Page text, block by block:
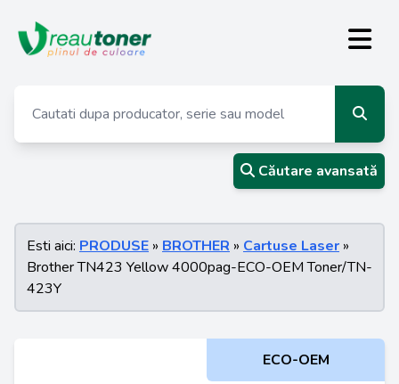
Căutare avansată
Esti aici: PRODUSE » BROTHER » Cartuse Laser »
Brother TN423 Yellow 4000pag-ECO-OEM Toner/TN-
423Y
ECO-OEM